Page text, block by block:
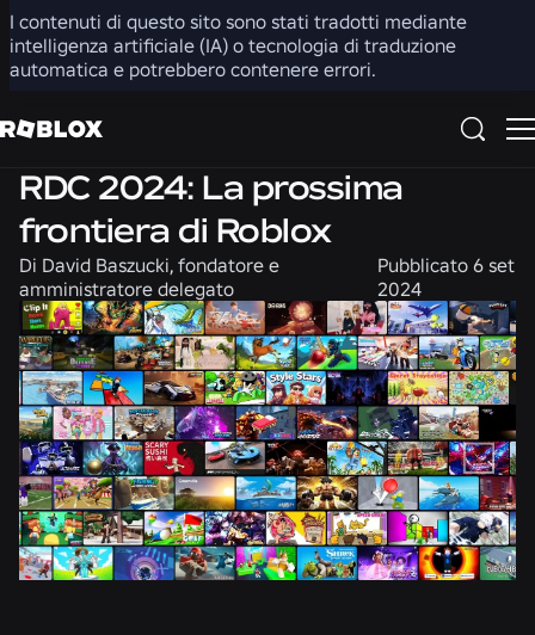
I contenuti di questo sito sono stati tradotti mediante
intelligenza artificiale (IA) o tecnologia di traduzione
automatica e potrebbero contenere errori.
Condividi
RDC 2024: La prossima
frontiera di Roblox
Di David Baszucki, fondatore e
amministratore delegato
Pubblicato 6 set
2024